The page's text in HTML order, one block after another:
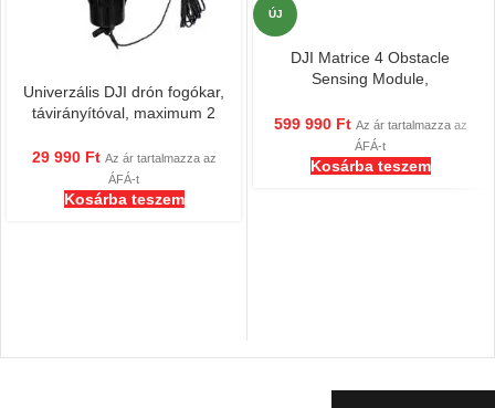
Univerzális DJI drón fogókar,
távirányítóval, maximum 2
légkarmos, drónmentő
29 990 Ft Az ár tartalmazza az
ÁFÁ-t
Kosárba teszem
ÚJ
DJI Matrice 4 Obstacle
Sensing Module,
599 990 Ft Az ár tartalmazza az
ÁFÁ-t
Kosárba teszem